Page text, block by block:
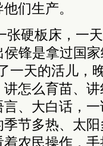
们生产。
张硬板床，一
锋是拿过国
一天的活儿，
怎么育苗、
、大白话，
节多热、太
农民操作，